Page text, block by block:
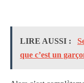
LIRE AUSSI :
que c’est un